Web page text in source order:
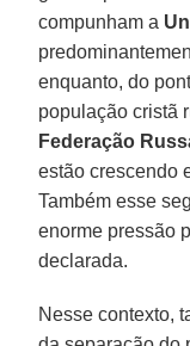
compunham a
enquanto, do
população cristã
Federação
estão crescendo
Também esse
enorme pressão
declarada.
Nesse contexto,